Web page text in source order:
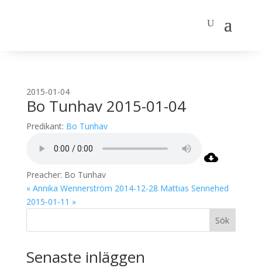
2015-01-04
Bo Tunhav 2015-01-04
Predikant: Bo Tunhav
Preacher: Bo Tunhav
« Annika Wennerström 2014-12-28 Mattias Sennehed
2015-01-11 »
Sök
Senaste inläggen